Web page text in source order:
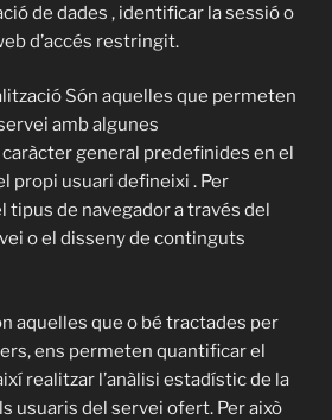
de dades , identificar la sessió o
d’accés restringit.
Són aquelles que permeten
amb algunes
general predefinides en el
propi usuari defineixi . Per
tipus de navegador a través del
o el disseny de continguts
aquelles que o bé tractades per
ens permeten quantificar el
realitzar l’anàlisi estadístic de la
usuaris del servei ofert. Per això